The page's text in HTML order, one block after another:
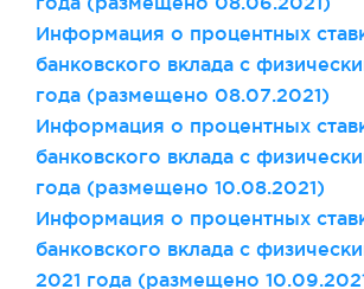
Информация о процентных
банковского вклада с
года (размещено 08.07.2021)
Информация о процентных
банковского вклада с
года (размещено 10.08.2021)
Информация о процентных
банковского вклада с
2021 года (размещено